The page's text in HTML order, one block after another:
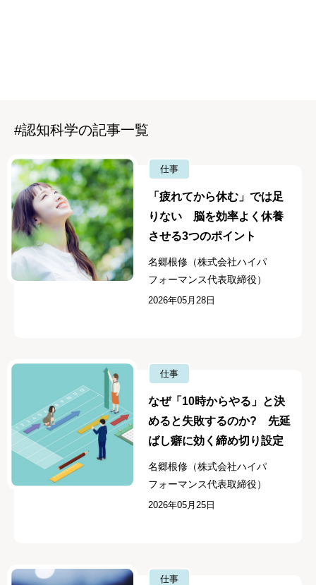
#認知科学の記事一覧
仕事
「疲れてから休む」では足
りない 脳を効率よく休養
させる3つのポイント
名郷根修（株式会社ハイパ
フォーマンス代表取締役）
2026年05月28日
仕事
なぜ「10時からやる」と決
めると失敗するのか? 先延
ばし癖に効く締め切り設定
名郷根修（株式会社ハイパ
フォーマンス代表取締役）
2026年05月25日
仕事